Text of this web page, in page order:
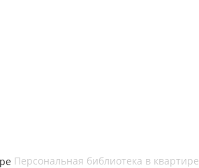
Персональная библиотека в квартире